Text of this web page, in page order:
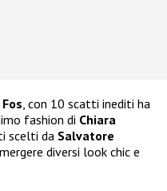
, con 10 scatti inediti ha
fashion di Chiara
scelti da Salvatore
diversi look chic e